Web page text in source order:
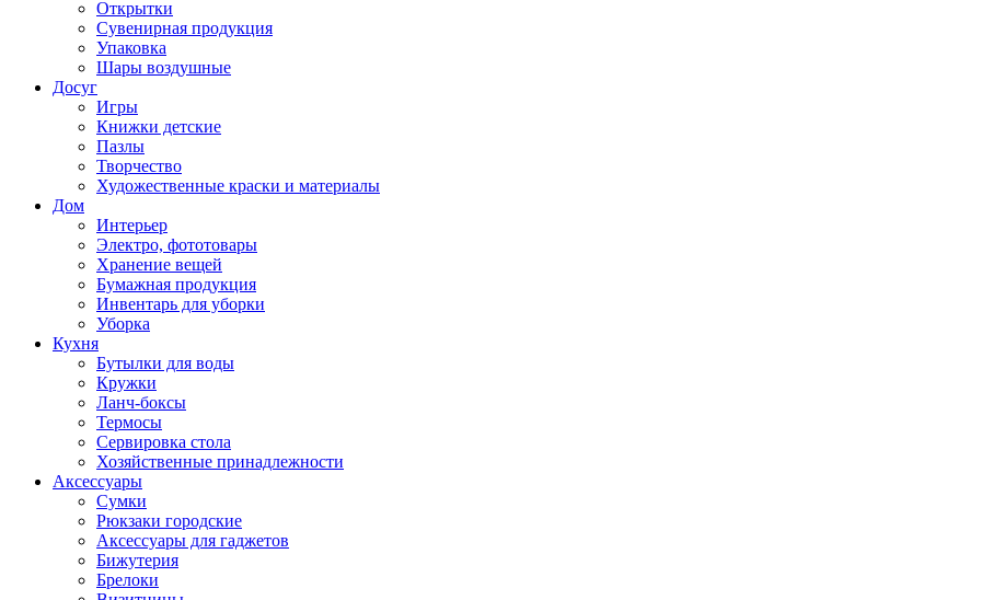
Открытки
Сувенирная продукция
Упаковка
Шары воздушные
Досуг
Игры
Книжки детские
Пазлы
Творчество
Художественные краски и материалы
Дом
Интерьер
Электро, фототовары
Хранение вещей
Бумажная продукция
Инвентарь для уборки
Уборка
Кухня
Бутылки для воды
Кружки
Ланч-боксы
Термосы
Сервировка стола
Хозяйственные принадлежности
Аксессуары
Сумки
Рюкзаки городские
Аксессуары для гаджетов
Бижутерия
Брелоки